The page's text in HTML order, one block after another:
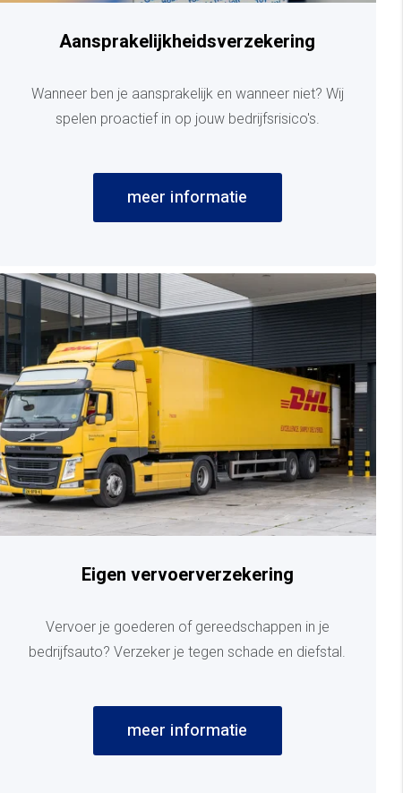
Aansprakelijkheidsverzekering
Wanneer ben je aansprakelijk en wanneer niet? Wij
spelen proactief in op jouw bedrijfsrisico's.
meer informatie
Eigen vervoerverzekering
Vervoer je goederen of gereedschappen in je
bedrijfsauto? Verzeker je tegen schade en diefstal.
meer informatie